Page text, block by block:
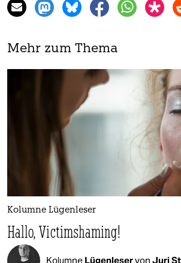
Mehr zum Thema
Kolumne Lügenleser
Hallo, Victimshaming!
Kolumne Lügenleservon Juri